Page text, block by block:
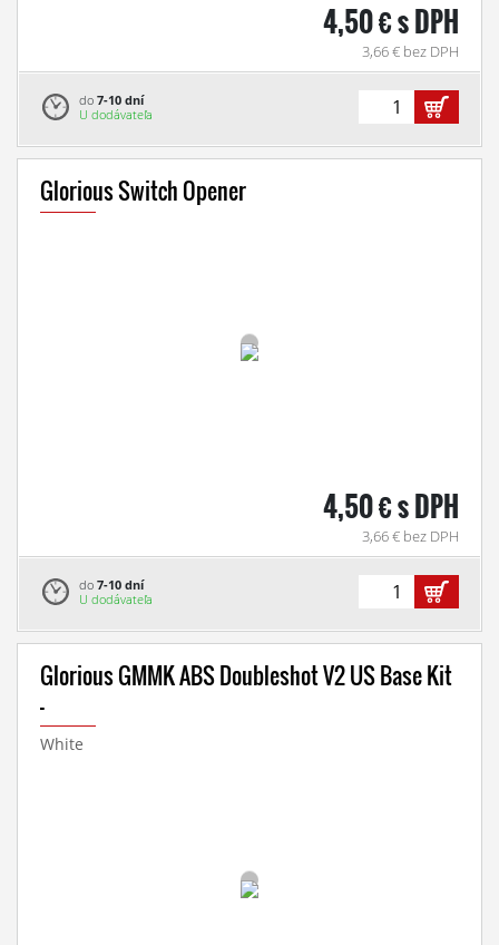
4,50 € s DPH
3,66 € bez DPH
do 7-10 dní
U dodávateľa
Glorious Switch Opener
4,50 € s DPH
3,66 € bez DPH
do 7-10 dní
U dodávateľa
Glorious GMMK ABS Doubleshot V2 US Base Kit
-
White